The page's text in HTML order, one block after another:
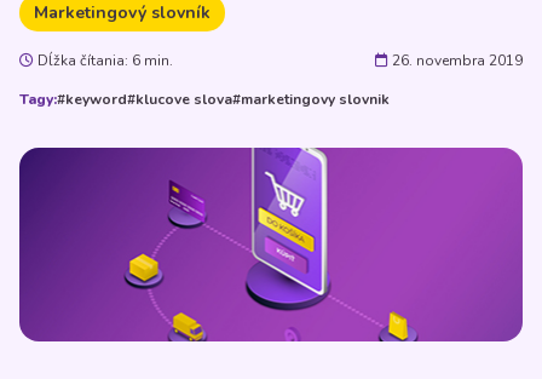
Marketingový slovník
Dĺžka čítania: 6 min.
26. novembra 2019
Tagy:#keyword#klucove slova#marketingovy slovnik